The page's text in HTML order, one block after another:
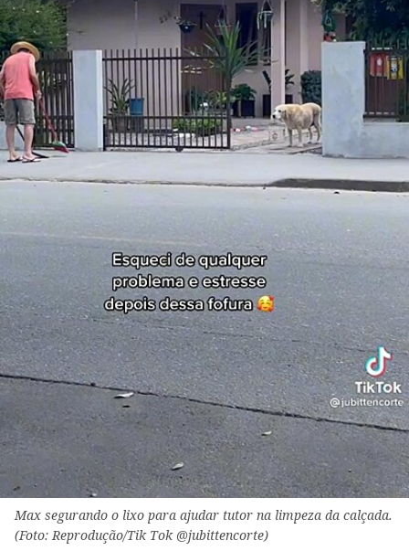
Max segurando o lixo para ajudar tutor na limpeza da calçada.
(Foto: Reprodução/Tik Tok @jubittencorte)